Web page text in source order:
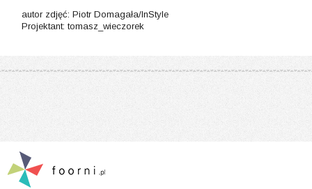
autor zdjęć: Piotr Domagała/InStyle
Projektant: tomasz_wieczorek